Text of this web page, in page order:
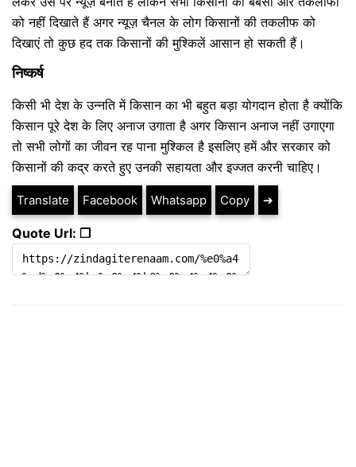
को नहीं दिखाते हैं अगर न्यूज़ चैनल के लोग किसानों की तकलीफ को
दिखाएं तो कुछ हद तक किसानों की मुश्किलें आसान हो सकती हैं।
निष्कर्ष
किसी भी देश के उन्नति में किसान का भी बहुत बड़ा योगदान होता है क्योंकि
किसान पूरे देश के लिए अनाज उगाता है अगर किसान अनाज नहीं उगाएगा
तो सभी लोगों का जीवन रह पाना मुश्किल है इसलिए हमें और सरकार को
किसानों की कद्र करते हुए उनकी सहायता और इज्जत करनी चाहिए।
Translate Facebook Whatsapp Copy ➔
Quote Url: ❐